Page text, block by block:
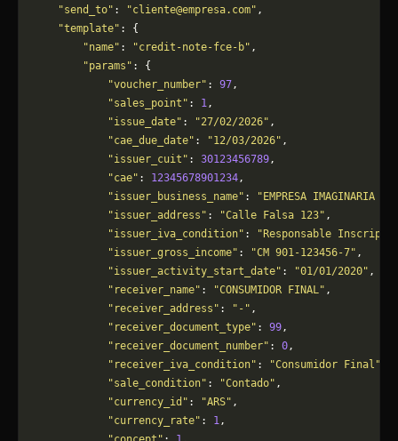
    "send_to"
: "cliente@empresa.com" ,
    "template"
: {
        "name"
: "credit-note-fce-b" ,
        "params"
: {
            "voucher_number"
: 97,
            "sales_point"
: 1,
            "issue_date"
: "27/02/2026" ,
            "cae_due_date"
: "12/03/2026" ,
            "issuer_cuit"
: 30123456789,
            "cae"
: 12345678901234,
            "issuer_business_name"
:
"EMPRESA IMAGINARIA
            "issuer_address"
: "Calle Falsa 123" ,
            "issuer_iva_condition"
:
"Responsable
            "issuer_gross_income"
: "CM 901-123456-7" ,
            "issuer_activity_start_date"
: "01/01/2020" ,
            "receiver_name"
: "CONSUMIDOR FINAL" ,
            "receiver_address"
: "-" ,
            "receiver_document_type"
: 99,
            "receiver_document_number"
: 0,
            "receiver_iva_condition"
: "Consumidor Final"
            "sale_condition"
: "Contado" ,
            "currency_id"
: "ARS" ,
            "currency_rate"
: 1,